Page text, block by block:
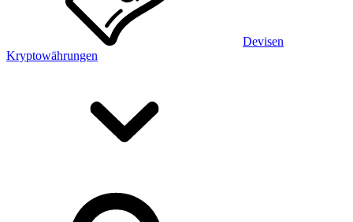
Devisen
Kryptowährungen